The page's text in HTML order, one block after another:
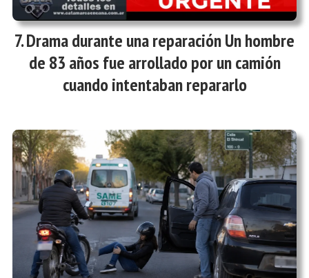
Drama durante una reparación Un hombre
de 83 años fue arrollado por un camión
cuando intentaban repararlo